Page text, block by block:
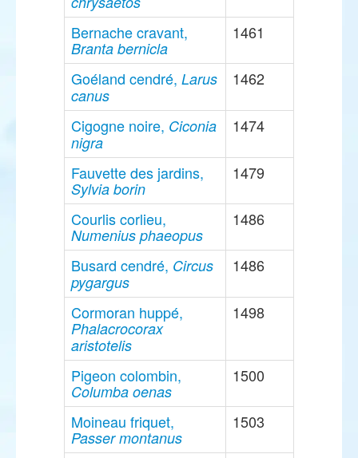
Bernache cravant,
Branta bernicla
1461
Goéland cendré, Larus
canus
1462
Cigogne noire, Ciconia
nigra
1474
Fauvette des jardins,
Sylvia borin
1479
Courlis corlieu,
Numenius phaeopus
1486
Busard cendré, Circus
pygargus
1486
Cormoran huppé,
Phalacrocorax
aristotelis
1498
Pigeon colombin,
Columba oenas
1500
Moineau friquet,
Passer montanus
1503